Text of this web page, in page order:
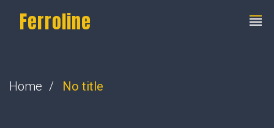
Ferroline
Home No title